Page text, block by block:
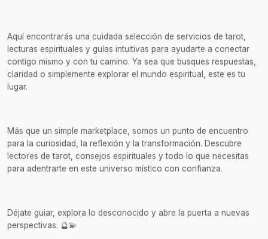
Aquí encontrarás una cuidada selección de servicios de tarot,
lecturas espirituales y guías intuitivas para ayudarte a conectar
contigo mismo y con tu camino. Ya sea que busques respuestas,
claridad o simplemente explorar el mundo espiritual, este es tu
lugar.
Más que un simple marketplace, somos un punto de encuentro
para la curiosidad, la reflexión y la transformación. Descubre
lectores de tarot, consejos espirituales y todo lo que necesitas
para adentrarte en este universo místico con confianza.
Déjate guiar, explora lo desconocido y abre la puerta a nuevas
perspectivas. 🔮💫